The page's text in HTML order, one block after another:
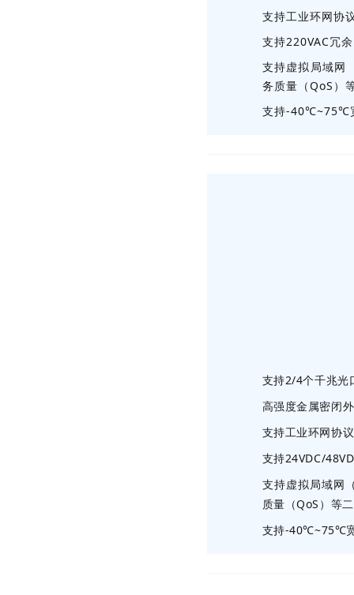
支持工业环网协
支持220VAC冗
支持虚拟局域网
务质量（QoS）
支持-40℃~75℃
支持2/4个千兆光
高强度金属密闭
支持工业环网协
支持24VDC/
支持虚拟局域网
质量（QoS）等
支持-40℃~75℃